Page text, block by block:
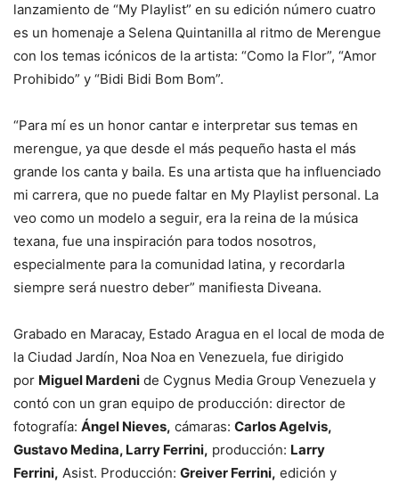
lanzamiento de “My Playlist” en su edición número cuatro
es un homenaje a Selena Quintanilla al ritmo de Merengue
con los temas icónicos de la artista: “Como la Flor”, “Amor
Prohibido” y “Bidi Bidi Bom Bom”.
“Para mí es un honor cantar e interpretar sus temas en
merengue, ya que desde el más pequeño hasta el más
grande los canta y baila. Es una artista que ha influenciado
mi carrera, que no puede faltar en My Playlist personal. La
veo como un modelo a seguir, era la reina de la música
texana, fue una inspiración para todos nosotros,
especialmente para la comunidad latina, y recordarla
siempre será nuestro deber” manifiesta Diveana.
Grabado en Maracay, Estado Aragua en el local de moda de
la Ciudad Jardín, Noa Noa en Venezuela, fue dirigido
por Miguel Mardeni de Cygnus Media Group Venezuela y
contó con un gran equipo de producción: director de
fotografía: Ángel Nieves, cámaras: Carlos Agelvis,
Gustavo Medina, Larry Ferrini, producción: Larry
Ferrini, Asist. Producción: Greiver Ferrini, edición y